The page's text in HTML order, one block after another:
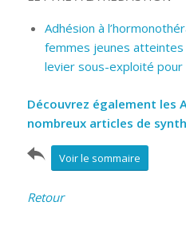
Adhésion à
femmes jeunes atteintes
levier sous-exploité
Découvrez également les
nombreux articles de
Voir le sommaire
Retour